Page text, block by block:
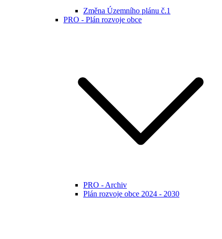
Změna Územního plánu č.1
PRO - Plán rozvoje obce
PRO - Archiv
Plán rozvoje obce 2024 - 2030